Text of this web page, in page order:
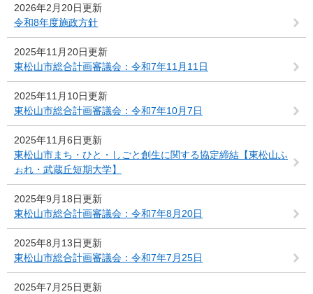
2026年2月20日更新
令和8年度施政方針
2025年11月20日更新
東松山市総合計画審議会：令和7年11月11日
2025年11月10日更新
東松山市総合計画審議会：令和7年10月7日
2025年11月6日更新
東松山市まち・ひと・しごと創生に関する協定締結【東松山ふ
ぉれ・武蔵丘短期大学】
2025年9月18日更新
東松山市総合計画審議会：令和7年8月20日
2025年8月13日更新
東松山市総合計画審議会：令和7年7月25日
2025年7月25日更新